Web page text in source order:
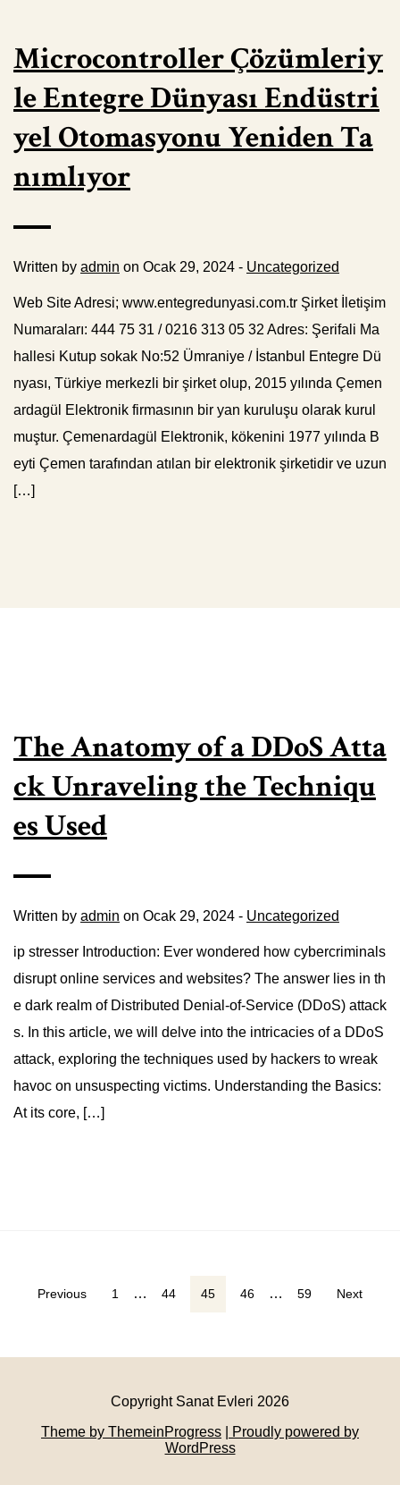
Microcontroller Çözümleriy
le Entegre Dünyası Endüstri
yel Otomasyonu Yeniden Ta
nımlıyor
Written by admin on Ocak 29, 2024 - Uncategorized
Web Site Adresi; www.entegredunyasi.com.tr Şirket İletişim
Numaraları: 444 75 31 / 0216 313 05 32 Adres: Şerifali Ma
hallesi Kutup sokak No:52 Ümraniye / İstanbul Entegre Dü
nyası, Türkiye merkezli bir şirket olup, 2015 yılında Çemen
ardagül Elektronik firmasının bir yan kuruluşu olarak kurul
muştur. Çemenardagül Elektronik, kökenini 1977 yılında B
eyti Çemen tarafından atılan bir elektronik şirketidir ve uzun
[…]
The Anatomy of a DDoS Atta
ck Unraveling the Techniqu
es Used
Written by admin on Ocak 29, 2024 - Uncategorized
ip stresser Introduction: Ever wondered how cybercriminals
disrupt online services and websites? The answer lies in th
e dark realm of Distributed Denial-of-Service (DDoS) attack
s. In this article, we will delve into the intricacies of a DDoS
attack, exploring the techniques used by hackers to wreak
havoc on unsuspecting victims. Understanding the Basics:
At its core, […]
YazıPrevious 1 … 44 45 46 … 59 Next
Copyright Sanat Evleri 2026
Theme by ThemeinProgress
| Proudly powered by
WordPress